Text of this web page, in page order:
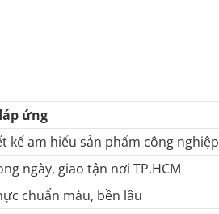
ứng
kế am hiểu sản phẩm công nghiệp
ngày, giao tận nơi TP.HCM
chuẩn màu, bền lâu